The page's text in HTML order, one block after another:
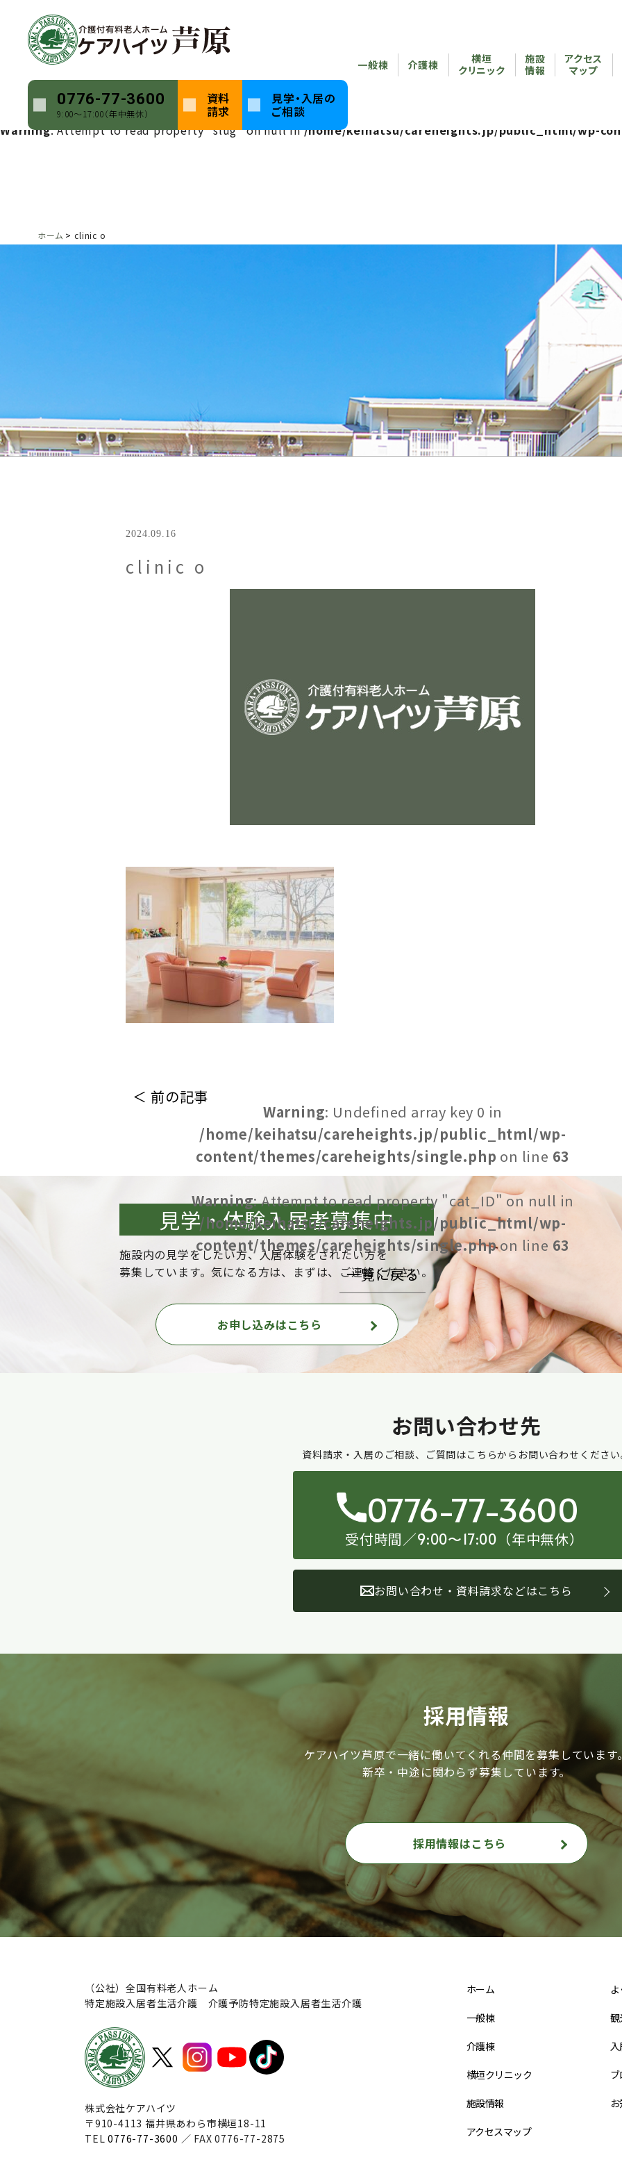
0776-77-3600
9:00〜17:00（年中無休）
資料
請求
見学・入居の
ご相談
一般棟 介護棟
横垣
クリニック
施設
情報
アクセス
マップ
Warning: Undefined array key 0 in/home/keihatsu/careheights.jp/public_html/wp-content/themes/
Warning: Attempt to read property "name" on null in /home/keihatsu/careheights.jp/public_html/wp-
Warning : Undefined array key 0 in /home/keihatsu/careheights.jp/public_html/wp-content/themes/
Warning: Attempt to read property "slug" on null in/home/keihatsu/careheights.jp/public_html/wp-
ホーム clinic o
2024.09.16
clinic o
＜ 前の記事
Warning: Undefined array key 0 in
/home/keihatsu/careheights.jp/public_html/wp-
content/themes/careheights/single.php on line 63
Warning: Attempt to read property "cat_ID" on null in
/home/keihatsu/careheights.jp/public_html/wp-
content/themes/careheights/single.phpon line 63
一覧に戻る
見学・体験入居者募集中
施設内の見学をしたい方、入居体験をされたい方を
募集しています。気になる方は、まずは、ご連絡ください。
お申し込みはこちら
お問い合わせ先
資料請求・入居のご相談、ご質問はこちらからお問い合わせくださ
0776-77-3600
受付時間／9:00〜17:00 （年中無休）
お問い合わせ・資料請求などはこちら
採用情報
ケアハイツ芦原で一緒に働いてくれる仲間を募集しています
新卒・中途に関わらず募集しています。
採用情報はこちら
（公社）全国有料老人ホーム
特定施設入居者生活介護 介護予防特定施設入居者生活介護
株式会社ケアハイツ
〒910-4113 福井県あわら市横垣18-11
TEL0776-77-3600 ／ FAX 0776-77-2875
ホーム
一般棟
介護棟
横垣クリニック
施設情報
アクセスマップ
観